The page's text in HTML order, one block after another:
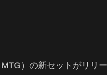
）の新セットがリリ